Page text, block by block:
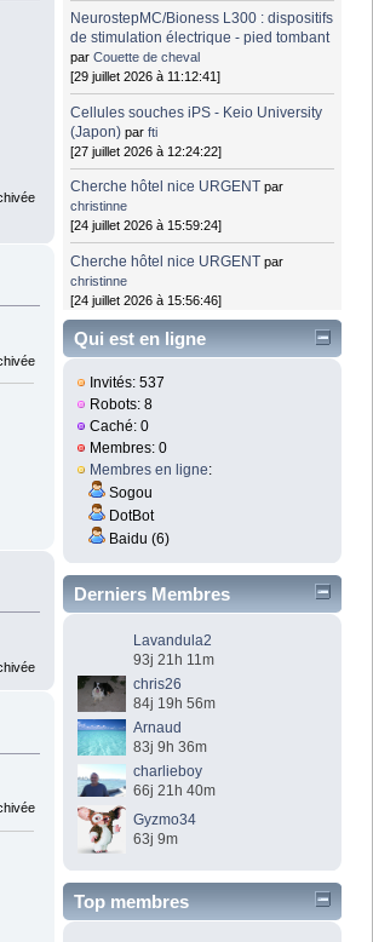
NeurostepMC/Bioness L300 : dispositifs
de stimulation électrique - pied tombant
parCouette de cheval
[29 juillet 2026 à 11:12:41]
Cellules souches iPS - Keio University
(Japon) parfti
[27 juillet 2026 à 12:24:22]
Cherche hôtel nice URGENT par
christinne
[24 juillet 2026 à 15:59:24]
Cherche hôtel nice URGENT par
christinne
[24 juillet 2026 à 15:56:46]
Qui est en ligne
Invités: 537
Robots: 8
Caché: 0
Membres: 0
Membres en ligne:
Sogou
DotBot
Baidu (6)
Derniers Membres
Lavandula2
93j 21h 11m
chris26
84j 19h 56m
Arnaud
83j 9h 36m
charlieboy
66j 21h 40m
Gyzmo34
63j 9m
Top membres